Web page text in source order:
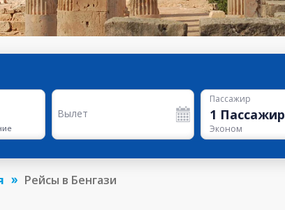
Вылет
Пассажир
1 Пассажир
Эконом
Рейсы в Бенгази